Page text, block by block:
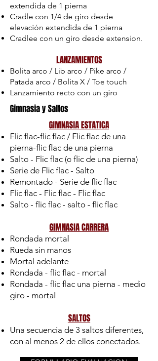
extendida de 1 pierna
Cradle con 1/4 de giro desde
elevación extendida de 1 pierna
Cradlee con un giro desde extension.
LANZAMIENTOS
Bolita arco / Lib arco / Pike arco /
Patada arco / Bolita X / Toe touch
Lanzamiento recto con un giro
Gimnasia y Saltos
GIMNASIA ESTATICA
Flic flac-flic flac / Flic flac de una
pierna-flic flac de una pierna
Salto - Flic flac (o flic de una pierna)
Serie de Flic flac - Salto
Remontado - Serie de flic flac
Flic flac - Flic flac - Flic flac
Salto - flic flac - salto - flic flac
GIMNASIA CARRERA
Rondada mortal
Rueda sin manos
Mortal adelante
Rondada - flic flac - mortal
Rondada - flic flac una pierna - medio
giro - mortal
SALTOS
Una secuencia de 3 saltos diferentes,
con al menos 2 de ellos conectados.